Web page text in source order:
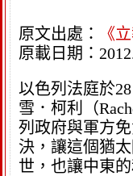
原文出處：
《
原載日期：
以色列法庭於
雪．柯利（
列政府與軍方
決，讓這個猶
世，也讓中東